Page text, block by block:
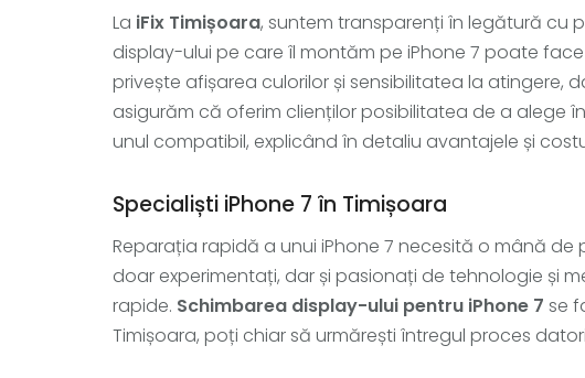
La iFix Timișoara, suntem transparenți în legătură cu
display-ului pe care îl montăm pe iPhone 7 poate
privește afișarea culorilor și sensibilitatea la atingere,
asigurăm că oferim clienților posibilitatea de a alege
unul compatibil, explicând în detaliu avantajele și
Specialiști iPhone 7 în Timișoara
Reparația rapidă a unui iPhone 7 necesită o mână de
doar experimentați, dar și pasionați de tehnologie și
rapide. Schimbarea display-ului pentru iPhone 7 se
Timișoara, poți chiar să urmărești întregul proces